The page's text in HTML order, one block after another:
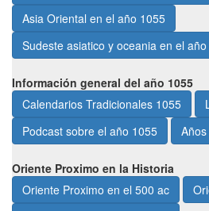
Asia Oriental en el año 1055
Sudeste asiatico y oceania en el
Información general del año 1055
Calendarios Tradicionales 1055
Podcast sobre el año 1055
Oriente Proximo en la Historia
Oriente Proximo en el 500 ac